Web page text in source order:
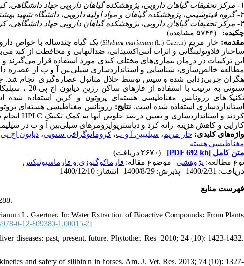
۱- مرکز تحقیقات گیاهان دارویی، پژوهشکده گیاهان دارویی جهاد دانشگاهی، کرج، ایران
۲- گروه فیتوشیمی، پژوهشکده گیاهان و مواد اولیه دارویی، دانشگاه شهید بهشتی، تهران، ایران
۳- مرکز تحقیقات گیاهان دارویی، پژوهشکده گیاهان دارویی جهاد دانشگاهی، کرج، ایران ،
چکیده:
(۵۷۴۳ مشاهده)
مقدمه: خار مریم(
Silybum marianum(L.) Gaertn)
یک گیاه چندساله با خواص
ساختار فلاونولینگانی و اثرات آنتی‌اکسیدانی، ضدالتهابی و محافظت از
این ترکیبات در درمان بیماری‌های مختلف کبدی مورد استفاده قرار می‌گیرند
مطالعه خالص‌سازی، شناسایی و استانداردسازی سیلی‌بین آ و ب از عصاره
هگزان چربی‌زدایی شده و سپس توسط حلال متانول عصاره‌گیری انجام
تکنیک‌های رزونانس مغناطیسی هسته‌ای پروتون و کربن استفاده شده
استانداردسازی استفاده شده است.نتایج: رزونانس مغناطیسی هسته‌ای
کردند و استانداردسازی و تعیین درصد خلوص آنها به کمک تکنیک HPLC انجام شد.
کارایی و کاهش هزینه ارائه کرد و دیاستریوایزومرهای سیلی‌بین آ و ب در
واژه‌های کلیدی: خار مریم، سیلی‎بین آ و ب ، کروماتوگرافی ستونی، دیایون اچ پی-
مغناطیسی هسته
متن کامل [PDF 692 kb]
(۲۶۷۰ دریافت)
نوع مطالعه: پژوهشی | موضوع مقاله: فارماكوگنوزی و فارماسيوتيكس
دریافت: 1400/2/31 | پذیرش: 1400/8/29 | انتشار: 1400/12/10
فهرست منابع
L. Gaertner. In: Water Extraction of Bioactive Compounds: From Plants
0-12-809380-1.00015-2]
diseases: past, present, future. Phytother. Res. 2010; 24 (10): 1423-1432.
and safety of silibinin in horses. Am. J. Vet. Res. 2013; 74 (10): 1327-